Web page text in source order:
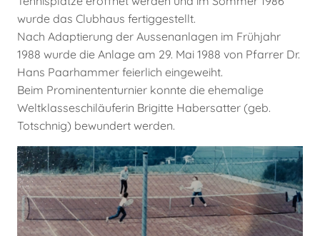
wurde das Clubhaus fertiggestellt.
Nach Adaptierung der Aussenanlagen im Frühjahr
1988 wurde die Anlage am 29. Mai 1988 von Pfarrer Dr.
Hans Paarhammer feierlich eingeweiht.
Beim Prominententurnier konnte die ehemalige
Weltklasseschiläuferin Brigitte Habersatter (geb.
Totschnig) bewundert werden.